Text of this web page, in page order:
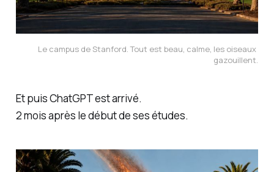
Le campus de Stanford. Tout est beau, calme, les oiseaux
gazouillent.
Et puis ChatGPT est arrivé.
2 mois après le début de ses études.